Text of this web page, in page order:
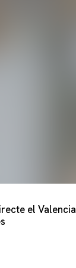
el Valencia